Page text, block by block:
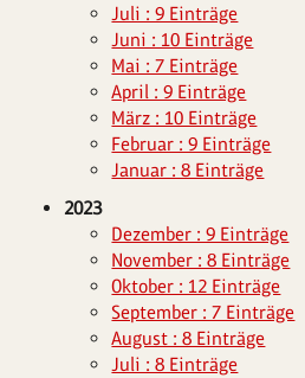
Juli : 9 Einträge
Juni : 10 Einträge
Mai : 7 Einträge
April : 9 Einträge
März : 10 Einträge
Februar : 9 Einträge
Januar : 8 Einträge
2023
Dezember : 9 Einträge
November : 8 Einträge
Oktober : 12 Einträge
September : 7 Einträge
August : 8 Einträge
Juli : 8 Einträge